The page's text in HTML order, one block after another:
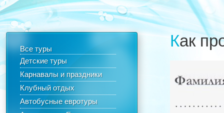
Все туры
Детские туры
Карнавалы и праздники
Клубный отдых
Автобусные евротуры
Как